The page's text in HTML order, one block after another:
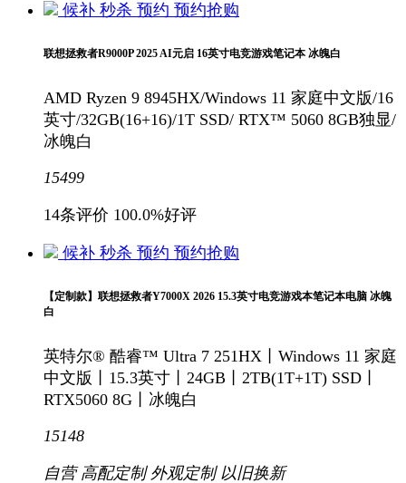
候补 秒杀 预约 预约抢购
联想拯救者R9000P 2025 AI元启 16英寸电竞游戏笔记本 冰魄白
AMD Ryzen 9 8945HX/Windows 11 家庭中文版/16
英寸/32GB(16+16)/1T SSD/ RTX™ 5060 8GB独显/
冰魄白
15499
14条评价 100.0%好评
候补 秒杀 预约 预约抢购
【定制款】联想拯救者Y7000X 2026 15.3英寸电竞游戏本笔记本电脑 冰魄
白
英特尔® 酷睿™ Ultra 7 251HX丨Windows 11 家庭
中文版丨15.3英寸丨24GB丨2TB(1T+1T) SSD丨
RTX5060 8G丨冰魄白
15148
自营 高配定制 外观定制 以旧换新